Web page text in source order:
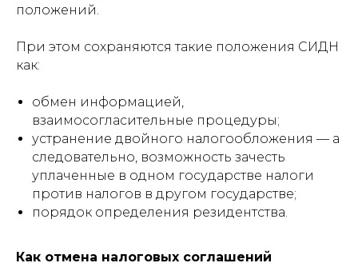
положений.
При этом сохраняются такие положения СИДН
как:
обмен информацией,
взаимосогласительные процедуры;
устранение двойного налогообложения — а
следовательно, возможность зачесть
уплаченные в одном государстве налоги
против налогов в другом государстве;
порядок определения резидентства.
Как отмена налоговых соглашений